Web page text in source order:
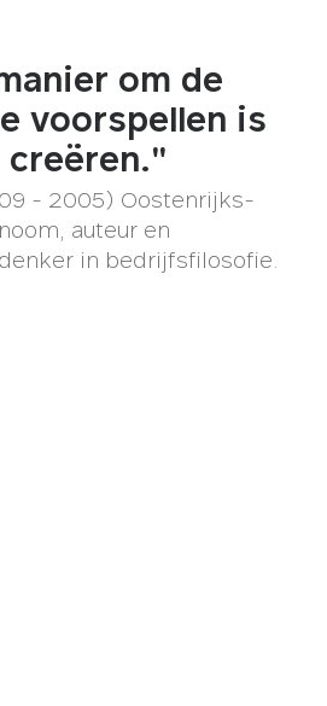
om de
voorspellen is
creëren."
- 2005) Oostenrijks-
auteur en
in bedrijfsfilosofie.